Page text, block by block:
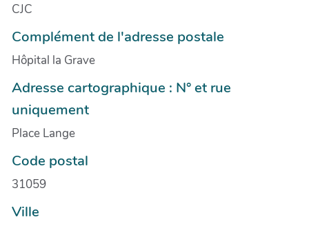
CJC
Complément de l'adresse postale
Hôpital la Grave
Adresse cartographique : N° et rue
uniquement
Place Lange
Code postal
31059
Ville